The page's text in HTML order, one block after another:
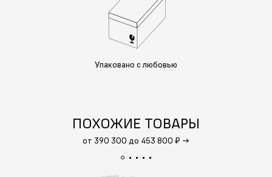
Упаковано с любовью
ПОХОЖИЕ ТОВАРЫ
от 390 300 до 453 800 ₽ →